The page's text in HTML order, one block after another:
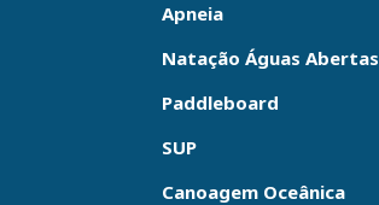
Apneia
Natação Águas Abertas
Paddleboard
SUP
Canoagem Oceânica